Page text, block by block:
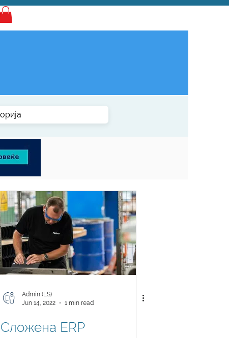
Admin (LS)
Jun 14, 2022
1 min read
Сложена ERP